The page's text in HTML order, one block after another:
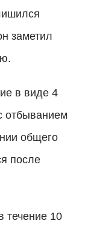
заметил
в виде 4
отбыванием
общего
после
течение 10